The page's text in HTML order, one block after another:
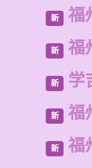
新 福
新 福
新 学
新 福
新 福